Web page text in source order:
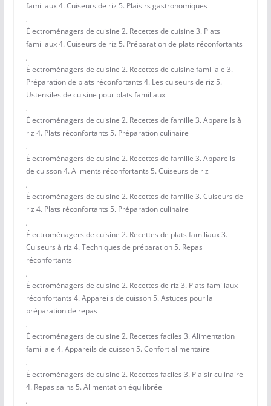
familiaux 4. Cuiseurs de riz 5. Plaisirs gastronomiques
,
Électroménagers de cuisine 2. Recettes de cuisine 3. Plats
familiaux 4. Cuiseurs de riz 5. Préparation de plats réconfortants
,
Électroménagers de cuisine 2. Recettes de cuisine familiale 3.
Préparation de plats réconfortants 4. Les cuiseurs de riz 5.
Ustensiles de cuisine pour plats familiaux
,
Électroménagers de cuisine 2. Recettes de famille 3. Appareils à
riz 4. Plats réconfortants 5. Préparation culinaire
,
Électroménagers de cuisine 2. Recettes de famille 3. Appareils
de cuisson 4. Aliments réconfortants 5. Cuiseurs de riz
,
Électroménagers de cuisine 2. Recettes de famille 3. Cuiseurs de
riz 4. Plats réconfortants 5. Préparation culinaire
,
Électroménagers de cuisine 2. Recettes de plats familiaux 3.
Cuiseurs à riz 4. Techniques de préparation 5. Repas
réconfortants
,
Électroménagers de cuisine 2. Recettes de riz 3. Plats familiaux
réconfortants 4. Appareils de cuisson 5. Astuces pour la
préparation de repas
,
Électroménagers de cuisine 2. Recettes faciles 3. Alimentation
familiale 4. Appareils de cuisson 5. Confort alimentaire
,
Électroménagers de cuisine 2. Recettes faciles 3. Plaisir culinaire
4. Repas sains 5. Alimentation équilibrée
,